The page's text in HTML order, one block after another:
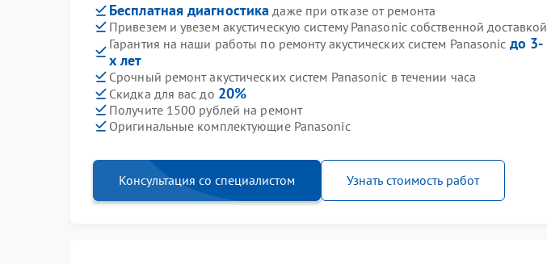
Бесплатная диагностика даже при отказе от ремонта
Привезем и увезем акустическую систему Panasonic собственной доставкой
Гарантия на наши работы по ремонту акустических систем Panasonic до 3-
х лет
Срочный ремонт акустических систем Panasonic в течении часа
Скидка для вас до 20%
Получите 1500 рублей на ремонт
Оригинальные комплектующие Panasonic
Консультация со специалистом Узнать стоимость работ